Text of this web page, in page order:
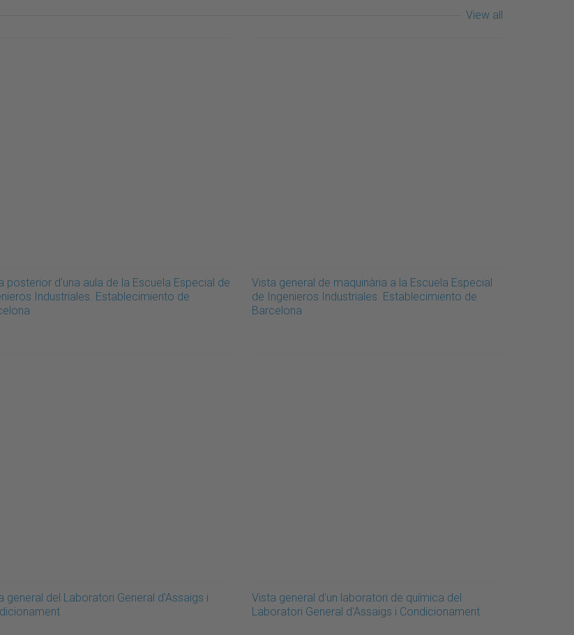
View all
posterior d'una aula de la Escuela Especial de
Industriales. Establecimiento de
Vista general de maquinària a la Escuela Especial
de Ingenieros Industriales. Establecimiento de
Barcelona
general del Laboratori General d'Assaigs i
Vista general d'un laboratori de química del
Laboratori General d'Assaigs i Condicionament